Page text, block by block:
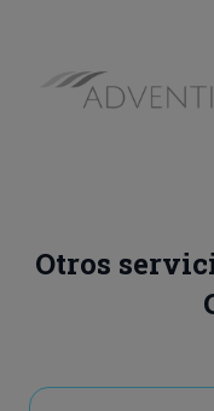
Otros